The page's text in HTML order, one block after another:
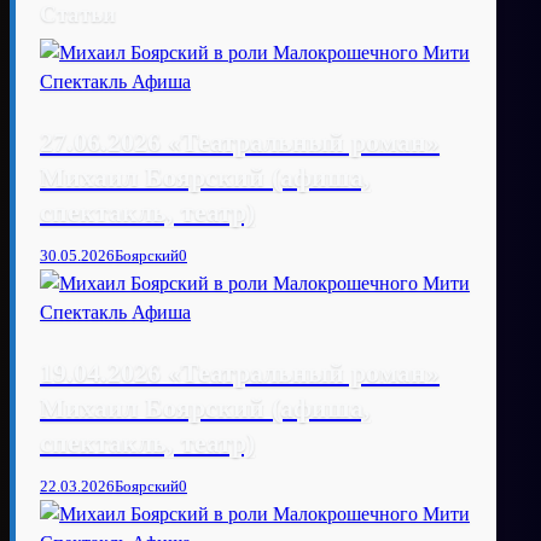
27.06.2026 «Театральный роман»
Михаил Боярский (афиша,
спектакль, театр)
30.05.2026Боярский0
19.04.2026 «Театральный роман»
Михаил Боярский (афиша,
спектакль, театр)
22.03.2026Боярский0